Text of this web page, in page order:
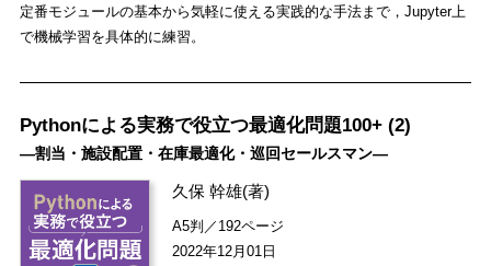
定番モジュールの基本から気軽に使える実践的な手法まで，Jupyter上
で機械学習を具体的に練習。
Pythonによる実務で役立つ最適化問題100+ (2)
―割当・施設配置・在庫最適化・巡回セールスマン―
久保 幹雄(著)
A5判／192ページ
2022年12月01日